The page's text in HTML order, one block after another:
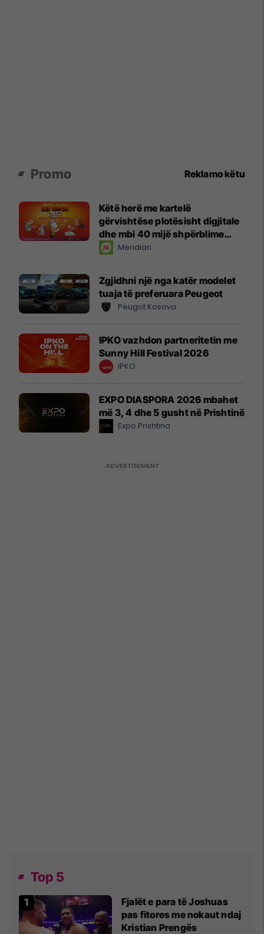
Promo Reklamo këtu
Këtë herë me kartelë
gërvishtëse plotësisht digjitale
dhe mbi 40 mijë shpërblime
instant!Meridian
Zgjidhni një nga katër modelet
tuaja të preferuara Peugeot
Peugot Kosova
IPKO vazhdon partneritetin me
Sunny Hill Festival 2026
IPKO
EXPO DIASPORA 2026 mbahet
më 3, 4 dhe 5 gusht në Prishtinë
Expo Prishtina
Top 5
Fjalët e para të Joshuas
pas fitores me nokaut ndaj
Kristian Prengës